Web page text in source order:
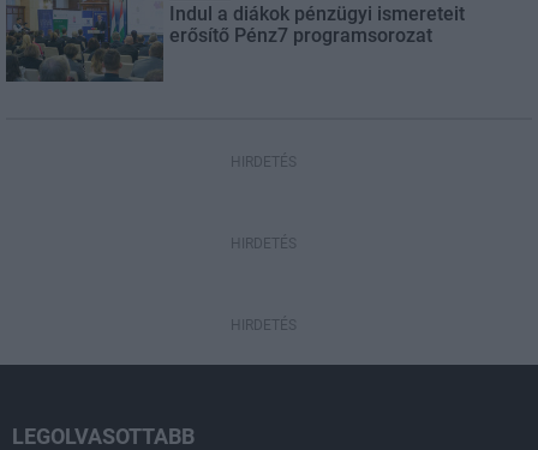
Indul a diákok pénzügyi ismereteit
erősítő Pénz7 programsorozat
HIRDETÉS
HIRDETÉS
HIRDETÉS
LEGOLVASOTTABB